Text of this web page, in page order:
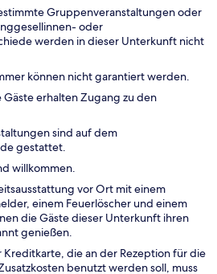
Gruppenveranstaltungen oder
oder
werden in dieser Unterkunft nicht
können nicht garantiert werden.
erhalten Zugang zu den
sind auf dem
gestattet.
willkommen.
vor Ort mit einem
einem Feuerlöscher und einem
die Gäste dieser Unterkunft ihren
genießen.
Kreditkarte, die an der Rezeption für die
benutzt werden soll, muss